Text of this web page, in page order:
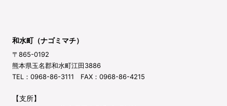
和水町（ナゴミマチ）
〒865-0192
熊本県玉名郡和水町江田3886
TEL：0968-86-3111 FAX：0968-86-4215
【支所】